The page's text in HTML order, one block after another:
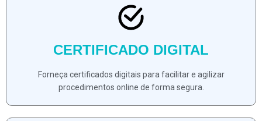
CERTIFICADO DIGITAL
Forneça certificados digitais para facilitar e agilizar
procedimentos online de forma segura.